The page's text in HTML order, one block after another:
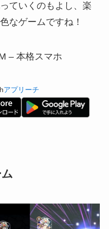
ていくのもよし、 楽
なゲームですね！
– 本格スマホ
アプリーチ